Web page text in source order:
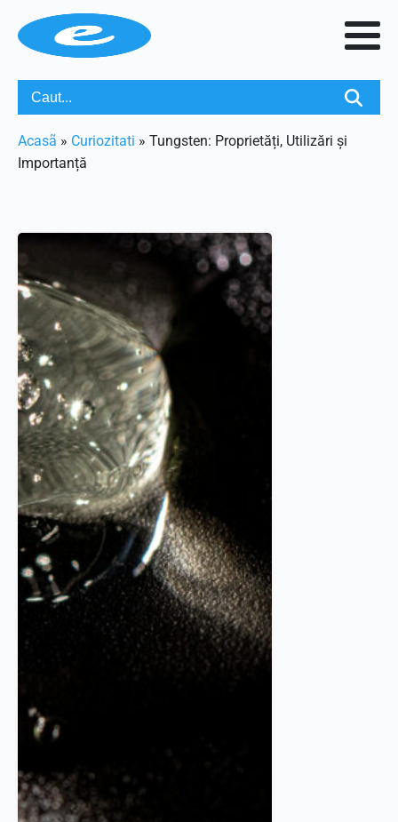
Acasã » Curiozitati » Tungsten: Proprietăți, Utilizări și
Importanță